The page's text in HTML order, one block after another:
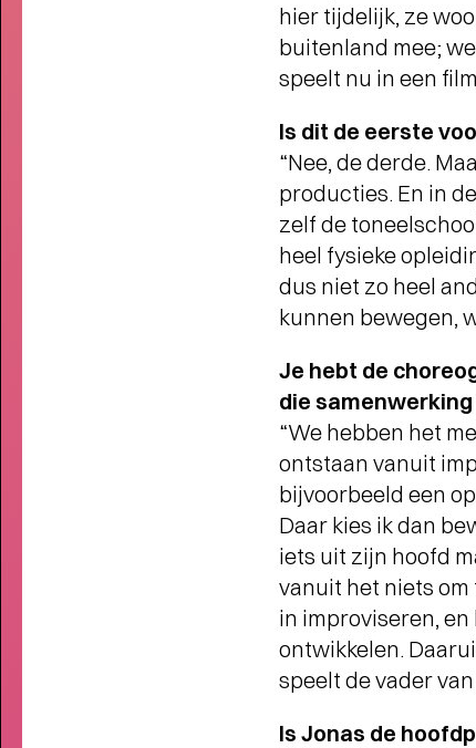
Interview
ALS KIND WIST JE NIET WAT
ER ALLEMAAL GEBEURDE
Jackie en Marlon met de Jacksons na
meer dan halve eeuw weer in
Groningen
hier tijdelijk, ze
buitenland mee;
speelt nu in een
Is dit de eerste
“Nee, de derde.
producties. En in
zelf de
heel fysieke
dus niet zo heel
kunnen bewegen,
Je hebt de
die
“We hebben het
ontstaan vanuit
bijvoorbeeld een
Daar kies ik dan
iets uit zijn hoofd
vanuit het niets
in improviseren,
ontwikkelen.
speelt de vader
Is Jonas de